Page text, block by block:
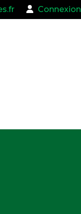
Connexion